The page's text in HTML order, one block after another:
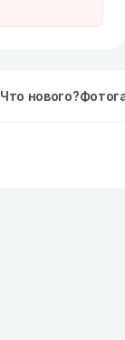
Что нового?